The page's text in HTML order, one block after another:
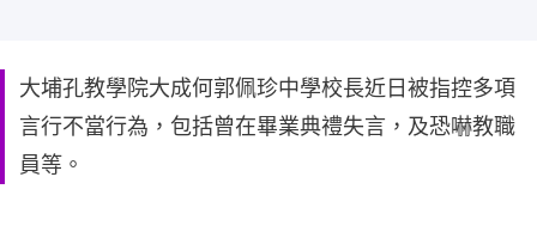
大埔孔教學院大成何郭佩珍中學校長近日被指控多項
言行不當行為，包括曾在畢業典禮失言，及恐嚇教職
員等。